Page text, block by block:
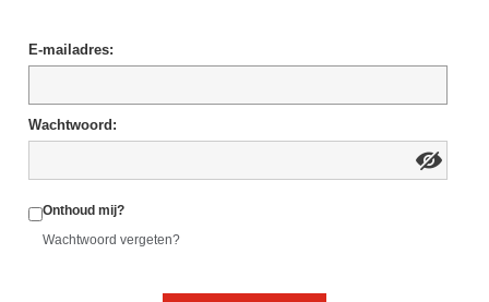
E-mailadres:
Wachtwoord:
Onthoud mij?
Wachtwoord vergeten?